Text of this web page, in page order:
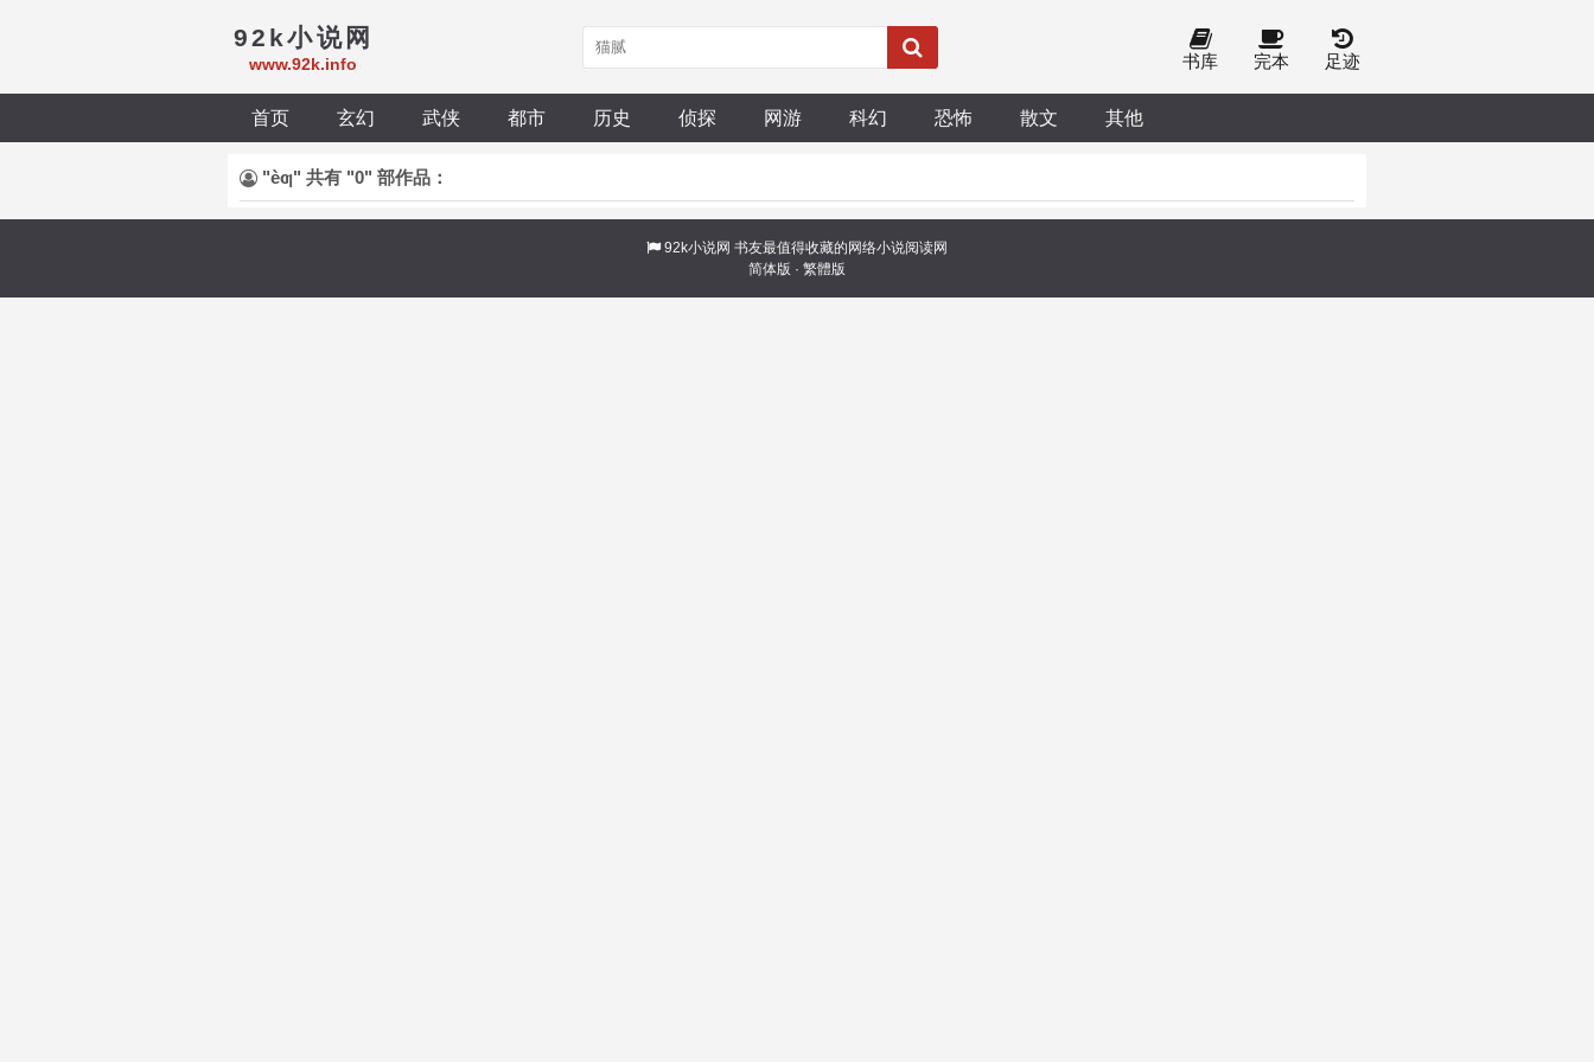
92k小说网
www.92k.info 书库 完本 足迹
首页 玄幻 武侠 都市 历史 侦探 网游 科幻 恐怖 散文 其他
"èƣ" 共有 "0" 部作品：
92k小说网 书友最值得收藏的网络小说阅读网
简体版 · 繁體版